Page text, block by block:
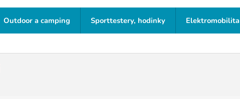
Outdoor a camping Sporttestery, hodinky Elektromobilita